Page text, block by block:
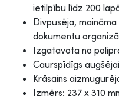
ietilpību līdz 200
Divpusēja,
dokumentu
Izgatavota no
Caurspīdīgs
Krāsains
Izmērs: 237 x 310